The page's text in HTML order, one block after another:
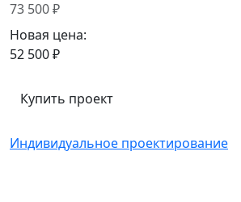
73 500 ₽
Новая цена:
52 500 ₽
Купить проект
Индивидуальное проектирование